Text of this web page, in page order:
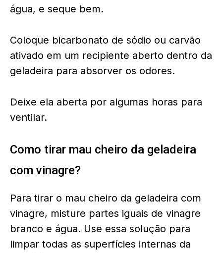
água, e seque bem.
Coloque bicarbonato de sódio ou carvão
ativado em um recipiente aberto dentro da
geladeira para absorver os odores.
Deixe ela aberta por algumas horas para
ventilar.
Como tirar mau cheiro da geladeira
com vinagre?
Para tirar o mau cheiro da geladeira com
vinagre, misture partes iguais de vinagre
branco e água. Use essa solução para
limpar todas as superfícies internas da